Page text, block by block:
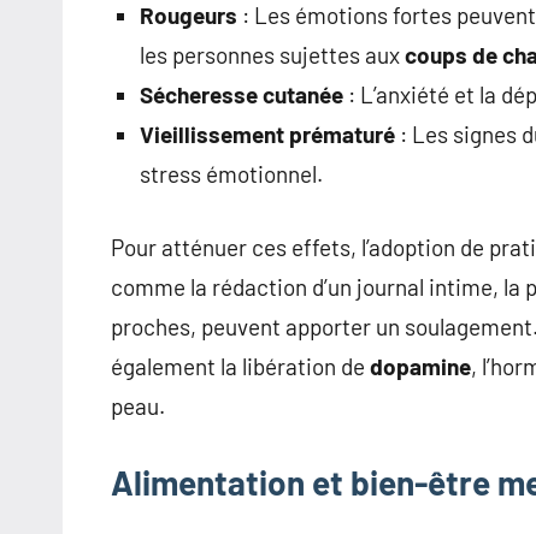
Rougeurs : Les émotions fortes
les personnes sujettes auxcoups de
Sécheresse cutanée : L’anxiété et la
Vieillissement prématuré : Les signes
stress émotionnel.
Pour atténuer ces effets, l’adoption de
comme la rédaction d’un journal intime, la
proches, peuvent apporter un
également la libération de dopamine,
peau.
Alimentation et bien-être